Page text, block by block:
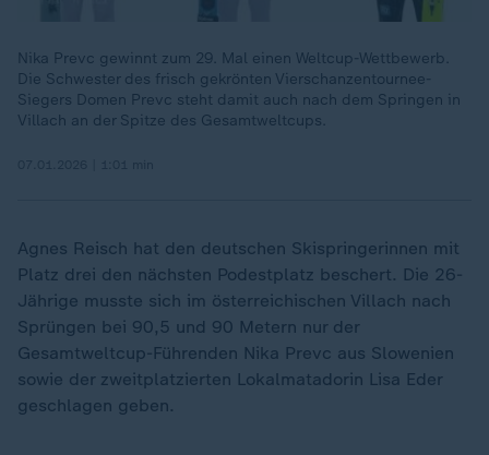
Nika Prevc gewinnt zum 29. Mal einen Weltcup-Wettbewerb.
Die Schwester des frisch gekrönten Vierschanzentournee-
Siegers Domen Prevc steht damit auch nach dem Springen in
Villach an der Spitze des Gesamtweltcups.
Agnes Reisch hat den deutschen Skispringerinnen mit
Platz drei den nächsten Podestplatz beschert. Die 26-
Jährige musste sich im österreichischen Villach nach
Sprüngen bei 90,5 und 90 Metern nur der
Gesamtweltcup-Führenden Nika Prevc aus Slowenien
sowie der zweitplatzierten Lokalmatadorin Lisa Eder
geschlagen geben.